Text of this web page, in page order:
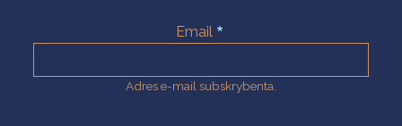
Email
Adres e-mail subskrybenta.